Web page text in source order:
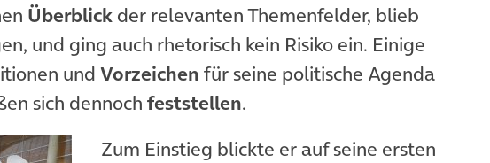
Überblick der relevanten Themenfelder, blieb
und ging auch rhetorisch kein Risiko ein. Einige
und Vorzeichen für seine politische Agenda
sich dennoch feststellen.
Zum Einstieg blickte er auf seine ersten